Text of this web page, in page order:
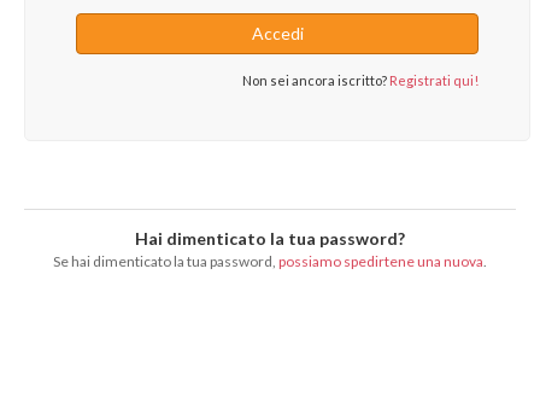
Non sei ancora iscritto? Registrati qui!
Hai dimenticato la tua password?
Se hai dimenticato la tua password, possiamo spedirtene una nuova.